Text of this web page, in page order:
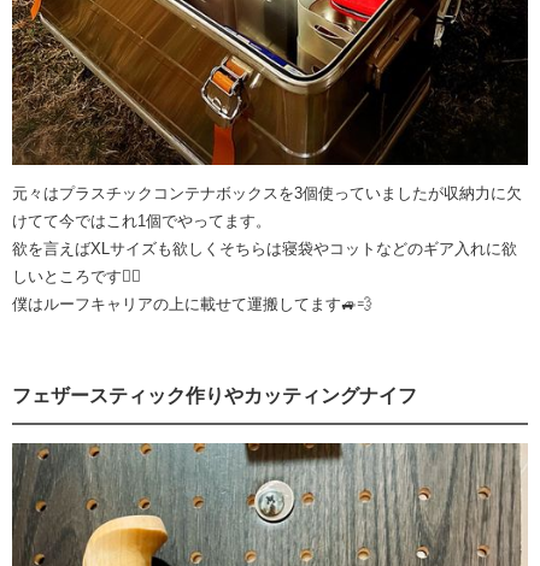
元々はプラスチックコンテナボックスを3個使っていましたが収納力に欠
けてて今ではこれ1個でやってます。
欲を言えばXLサイズも欲しくそちらは寝袋やコットなどのギア入れに欲
しいところです👍🏼
僕はルーフキャリアの上に載せて運搬してます🚙💨
フェザースティック作りやカッティングナイフ